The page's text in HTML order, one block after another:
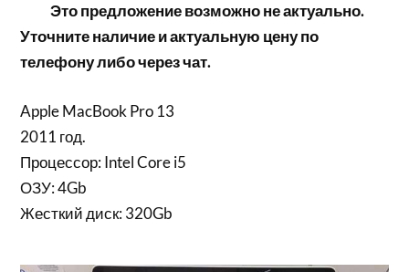
Это предложение возможно не актуально.
Уточните наличие и актуальную цену по
телефону либо через чат.
Apple MacBook Pro 13
2011 год.
Процессор: Intel Core i5
ОЗУ: 4Gb
Жесткий диск: 320Gb